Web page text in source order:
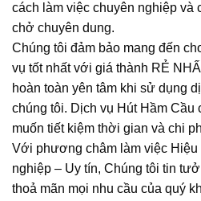
cách làm việc chuyên nghiệp và
chở chuyên dung.
Chúng tôi đảm bảo mang đến
vụ tốt nhất với giá thành RẺ
hoàn toàn yên tâm khi sử dụng
chúng tôi. Dịch vụ Hút Hầm Cầu
muốn tiết kiệm thời gian và chi
Với phương châm làm việc Hiệu
nghiệp – Uy tín, Chúng tôi tin
thoả mãn mọi nhu cầu của quý